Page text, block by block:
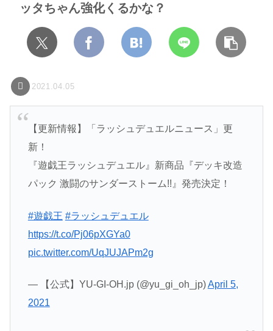
ッタちゃん強化くるかな？
2021.04.05
【更新情報】「ラッシュデュエルニュース」更
新！
『遊戯王ラッシュデュエル』新商品『デッキ改造
パック 激闘のサンダーストーム!!』発売決定！
#遊戯王 #ラッシュデュエル
https://t.co/Pj06pXGYa0
pic.twitter.com/UqJUJAPm2g
— 【公式】YU-GI-OH.jp (@yu_gi_oh_jp)April 5,
2021